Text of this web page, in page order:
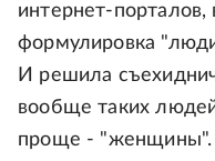
интернет-порталов,
формулировка
И решила
вообще таких
проще - "женщины".